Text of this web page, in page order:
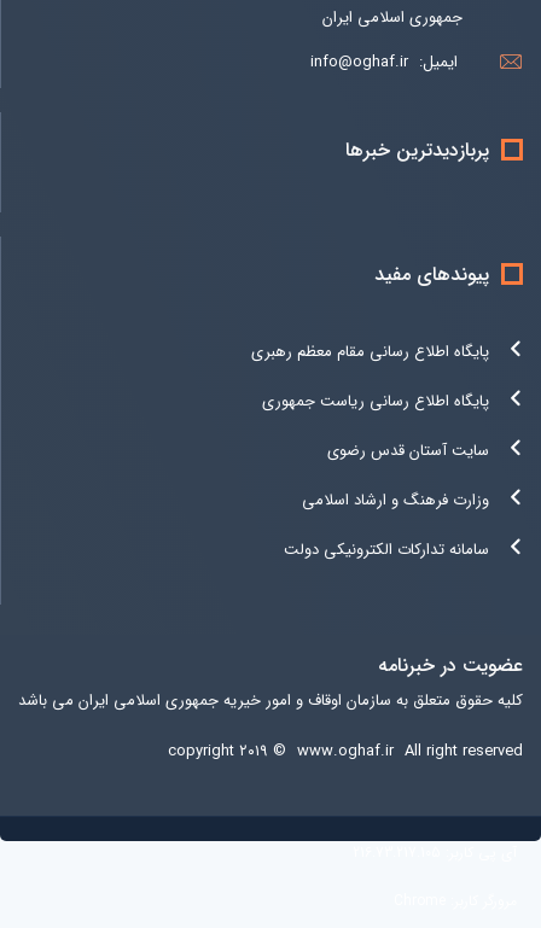
جمهوری اسلامی ایران
ایمیل: info@oghaf.ir
پربازدیدترین خبرها
پیوندهای مفید
پایگاه اطلاع رسانی مقام معظم رهبری
پایگاه اطلاع رسانی ریاست جمهوری
سایت آستان قدس رضوی
وزارت فرهنگ و ارشاد اسلامی
سامانه تدارکات الکترونیکی دولت
عضویت در خبرنامه
کلیه حقوق متعلق به سازمان اوقاف و امور خیریه جمهوری اسلامی ایران می باشد
copyright ۲۰۱۹ © www.oghaf.ir All right reserved